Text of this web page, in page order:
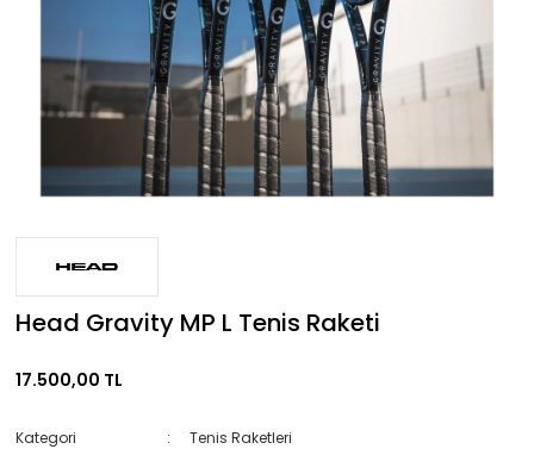
Head Gravity MP L Tenis Raketi
17.500,00 TL
Kategori
Tenis Raketleri